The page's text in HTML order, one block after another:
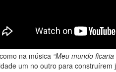
na música “Meu mundo
um no outro para